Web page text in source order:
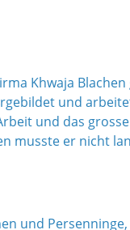
Khwaja
und
und das
musste er nicht
und